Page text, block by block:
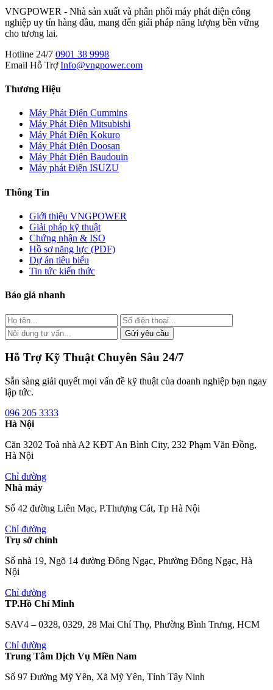
VNGPOWER - Nhà sản xuất và phân phối máy phát điện công
nghiệp uy tín hàng đầu, mang đến giải pháp năng lượng bền vững
cho tương lai.
Hotline 24/7 0901 38 9998
Email Hỗ Trợ Info@vngpower.com
Thương Hiệu
Máy Phát Điện Cummins
Máy Phát Điện Mitsubishi
Máy Phát Điện Kokuro
Máy Phát Điện Doosan
Máy Phát Điện Baudouin
Máy phát Điện ISUZU
Thông Tin
Giới thiệu VNGPOWER
Giải pháp kỹ thuật
Chứng nhận & ISO
Hồ sơ năng lực (PDF)
Dự án tiêu biểu
Tin tức kiến thức
Báo giá nhanh
Gửi yêu cầu
Hỗ Trợ Kỹ Thuật Chuyên Sâu 24/7
Sẵn sàng giải quyết mọi vấn đề kỹ thuật của doanh nghiệp bạn ngay
lập tức.
096 205 3333
Hà Nội
Căn 3202 Toà nhà A2 KĐT An Bình City, 232 Phạm Văn Đồng,
Hà Nội
Chỉ đường
Nhà máy
Số 42 đường Liên Mạc, P.Thượng Cát, Tp Hà Nội
Chỉ đường
Trụ sở chính
Số nhà 19, Ngõ 14 đường Đông Ngạc, Phường Đông Ngạc, Hà
Nội
Chỉ đường
TP.Hồ Chí Minh
SAV4 – 0328, 0329, 28 Mai Chí Thọ, Phường Bình Trưng, HCM
Chỉ đường
Trung Tâm Dịch Vụ Miền Nam
Số 97 Đường Mỹ Yên, Xã Mỹ Yên, Tỉnh Tây Ninh